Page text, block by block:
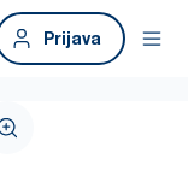
Prijava